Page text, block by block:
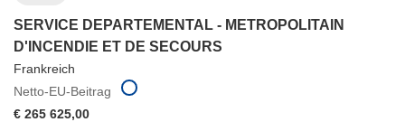
SERVICE DEPARTEMENTAL - METROPOLITAIN
D'INCENDIE ET DE SECOURS
Frankreich
Netto-EU-Beitrag
€ 265 625,00